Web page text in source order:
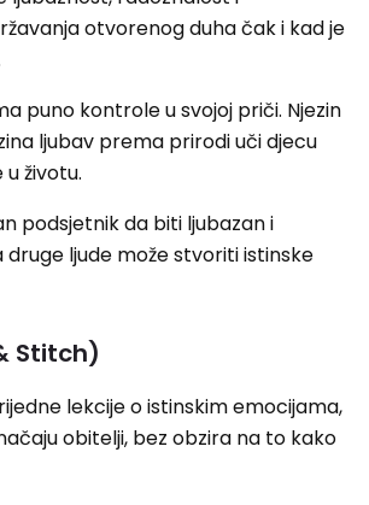
otvorenog duha čak i kad je
puno kontrole u svojoj priči. Njezin
ljubav prema prirodi uči djecu
životu.
podsjetnik da biti ljubazan i
druge ljude može stvoriti istinske
Stitch)
lekcije o istinskim emocijama,
obitelji, bez obzira na to kako